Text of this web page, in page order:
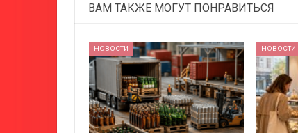
ВАМ ТАКЖЕ МОГУТ ПОНРАВИТЬСЯ
НОВОСТИ НОВОСТИ